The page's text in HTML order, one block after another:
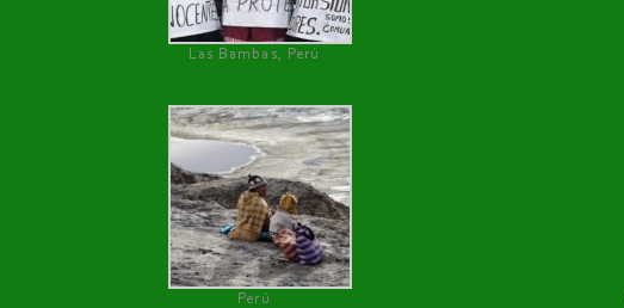
Las Bambas, Perú
Perú